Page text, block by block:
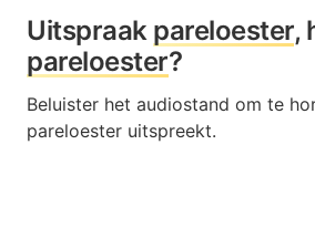
Uitspraak pareloester,
pareloester?
Beluister het audiostand om te
pareloester uitspreekt.